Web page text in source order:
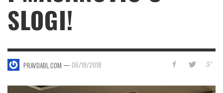
SLOGI!
PRAVDABL.COM — 06/19/2018